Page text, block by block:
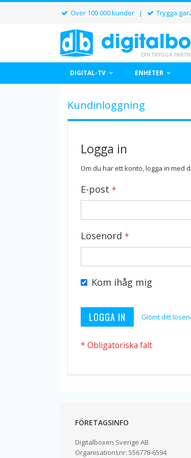
Över 100 000 kunder | Trygga
DIGITAL-TV ENHETER
Kundinloggning
Logga in
Om du har ett konto, logga in med
E-post
Lösenord
Kom ihåg mig
LOGGA IN Glömt ditt
FÖRETAGSINFO
Digitalboxen Sverige AB
Organisationsnr: 556778-6594